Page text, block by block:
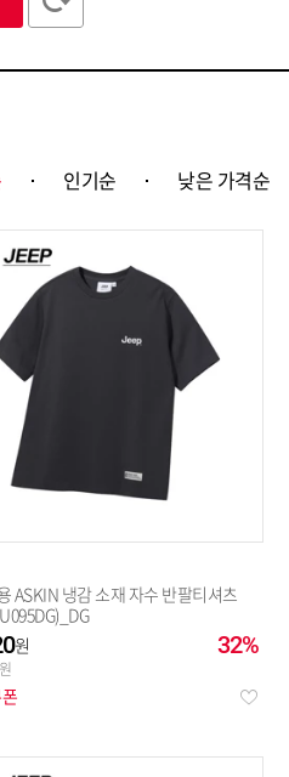
인기순 낮은 가격순
ASKIN 냉감 소재 자수 반팔티셔츠
32%